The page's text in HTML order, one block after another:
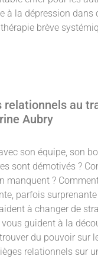
la dépression
brève
au
Aubry
son équipe, son
sont démotivés ?
?
parfois
à changer de
vous guident à la
du pouvoir sur
relationnels sur